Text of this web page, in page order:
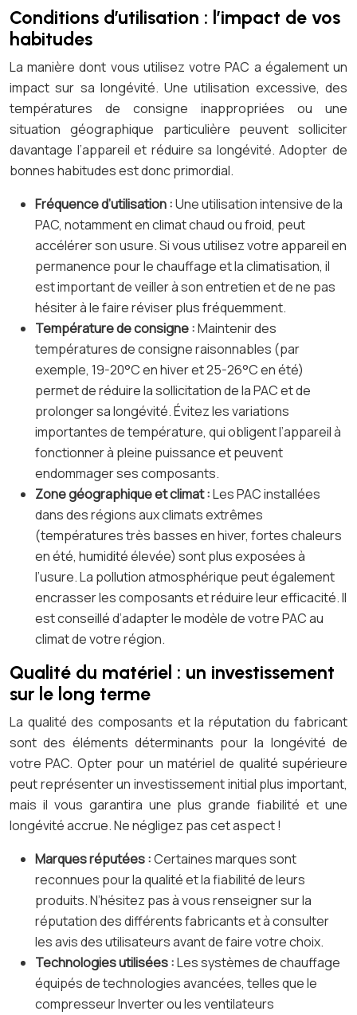
Conditions d’utilisation : l’impact de vos
habitudes
La manière dont vous utilisez votre PAC a également un
impact sur sa longévité. Une utilisation excessive, des
températures de consigne inappropriées ou une
situation géographique particulière peuvent solliciter
davantage l’appareil et réduire sa longévité. Adopter de
bonnes habitudes est donc primordial.
Fréquence d’utilisation :Une utilisation intensive de la
PAC, notamment en climat chaud ou froid, peut
accélérer son usure. Si vous utilisez votre appareil en
permanence pour le chauffage et la climatisation, il
est important de veiller à son entretien et de ne pas
hésiter à le faire réviser plus fréquemment.
Température de consigne :Maintenir des
températures de consigne raisonnables (par
exemple, 19-20°C en hiver et 25-26°C en été)
permet de réduire la sollicitation de la PAC et de
prolonger sa longévité. Évitez les variations
importantes de température, qui obligent l’appareil à
fonctionner à pleine puissance et peuvent
endommager ses composants.
Zone géographique et climat :Les PAC installées
dans des régions aux climats extrêmes
(températures très basses en hiver, fortes chaleurs
en été, humidité élevée) sont plus exposées à
l’usure. La pollution atmosphérique peut également
encrasser les composants et réduire leur efficacité. Il
est conseillé d’adapter le modèle de votre PAC au
climat de votre région.
Qualité du matériel : un investissement
sur le long terme
La qualité des composants et la réputation du fabricant
sont des éléments déterminants pour la longévité de
votre PAC. Opter pour un matériel de qualité supérieure
peut représenter un investissement initial plus important,
mais il vous garantira une plus grande fiabilité et une
longévité accrue. Ne négligez pas cet aspect !
Marques réputées :Certaines marques sont
reconnues pour la qualité et la fiabilité de leurs
produits. N’hésitez pas à vous renseigner sur la
réputation des différents fabricants et à consulter
les avis des utilisateurs avant de faire votre choix.
Technologies utilisées :Les systèmes de chauffage
équipés de technologies avancées, telles que le
compresseur Inverter ou les ventilateurs